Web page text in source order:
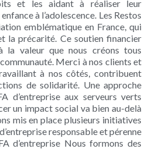
et les aidant à réaliser leur
à l’adolescence. Les Restos
emblématique en France, qui
la précarité. Ce soutien financier
la valeur que nous créons tous
Merci à nos clients et
à nos côtés, contribuent
de solidarité. Une approche
d’entreprise aux serveurs verts
un impact social va bien au-delà
mis en place plusieurs initiatives
responsable et pérenne
d’entreprise Nous formons des